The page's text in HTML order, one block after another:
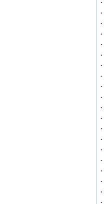
·
·
·
·
·
·
·
·
·
·
·
·
·
·
·
·
·
·
·
·